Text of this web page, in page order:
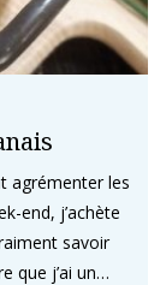
agrémenter les
end, j’achète
savoir
que j’ai un…